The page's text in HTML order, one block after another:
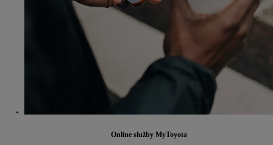
Online služby MyToyota